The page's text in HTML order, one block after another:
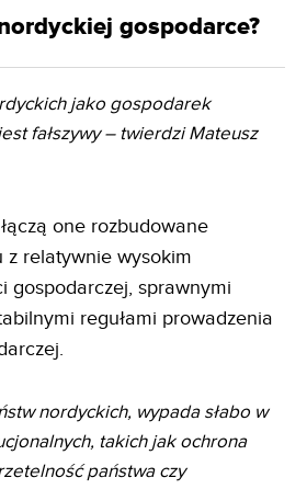
gospodarce?
jako gospodarek
fałszywy –twierdzi Mateusz
one rozbudowane
z relatywnie wysokim
gospodarczej, sprawnymi
regułami prowadzenia
nordyckich, wypada słabo w
takich jak ochrona
państwa czy